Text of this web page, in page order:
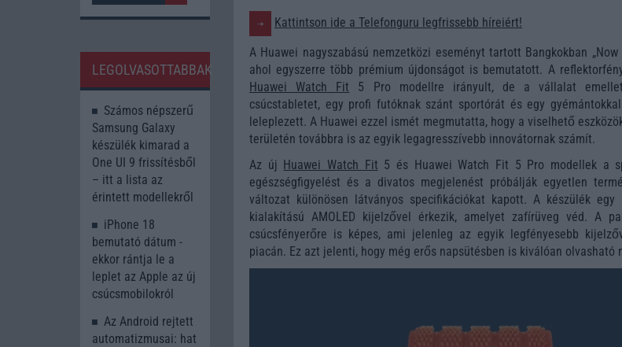
Kattintson ide a Telefonguru legfrissebb híreiért!
A Huawei nagyszabású nemzetközi eseményt tartott Bangkokban „Now
ahol egyszerre több prémium újdonságot is bemutatott. A
Huawei Watch Fit 5 Pro modellre irányult, de a vállalat
csúcstabletet, egy profi futóknak szánt sportórát és egy
leleplezett. A Huawei ezzel ismét megmutatta, hogy a viselhető
területén továbbra is az egyik legagresszívebb innovátornak számít.
Az új Huawei Watch Fit 5 és Huawei Watch Fit 5 Pro modellek a
egészségfigyelést és a divatos megjelenést próbálják egyetlen
változat különösen látványos specifikációkat kapott. A készülék egy
kialakítású AMOLED kijelzővel érkezik, amelyet zafírüveg véd. A
csúcsfényerőre is képes, ami jelenleg az egyik legfényesebb
piacán. Ez azt jelenti, hogy még erős napsütésben is kiválóan olvasható
LEGOLVASOTTABBAK
Számos népszerű
Samsung Galaxy
készülék kimarad a
One UI 9 frissítésből
– itt a lista az
érintett modellekről
iPhone 18
bemutató dátum -
ekkor rántja le a
leplet az Apple az új
csúcsmobilokról
Az Android rejtett
automatizmusai: hat